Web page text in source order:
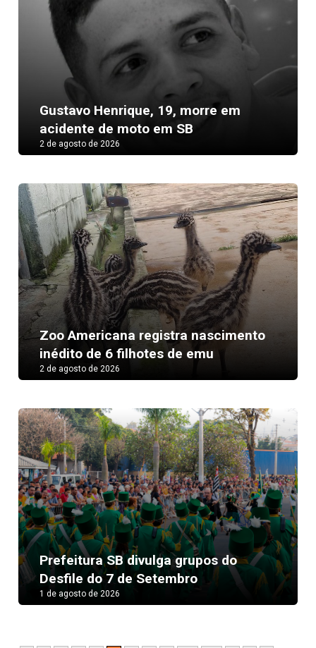
Gustavo Henrique, 19, morre em
acidente de moto em SB
2 de agosto de 2026
Zoo Americana registra nascimento
inédito de 6 filhotes de emu
2 de agosto de 2026
Prefeitura SB divulga grupos do
Desfile do 7 de Setembro
1 de agosto de 2026